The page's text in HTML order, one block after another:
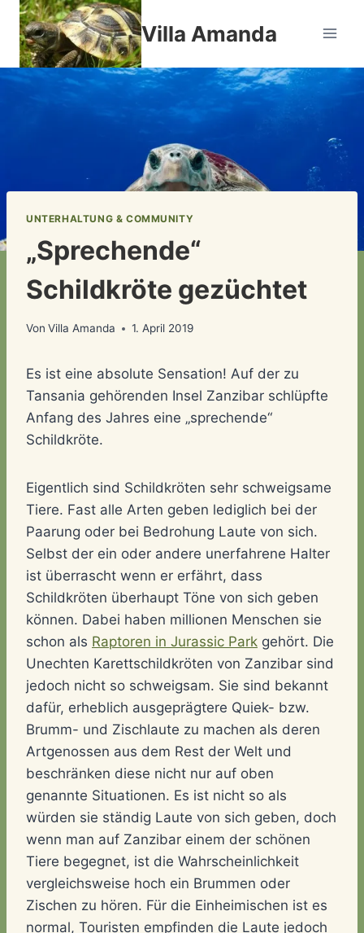
Zum
Inhalt
springen
Villa Amanda
UNTERHALTUNG & COMMUNITY
„Sprechende“
Schildkröte gezüchtet
Von Villa Amanda 1. April 2019
Es ist eine absolute Sensation! Auf der zu
Tansania gehörenden Insel Zanzibar schlüpfte
Anfang des Jahres eine „sprechende“
Schildkröte.
Eigentlich sind Schildkröten sehr schweigsame
Tiere. Fast alle Arten geben lediglich bei der
Paarung oder bei Bedrohung Laute von sich.
Selbst der ein oder andere unerfahrene Halter
ist überrascht wenn er erfährt, dass
Schildkröten überhaupt Töne von sich geben
können. Dabei haben millionen Menschen sie
schon als Raptoren in Jurassic Park gehört. Die
Unechten Karettschildkröten von Zanzibar sind
jedoch nicht so schweigsam. Sie sind bekannt
dafür, erheblich ausgeprägtere Quiek- bzw.
Brumm- und Zischlaute zu machen als deren
Artgenossen aus dem Rest der Welt und
beschränken diese nicht nur auf oben
genannte Situationen. Es ist nicht so als
würden sie ständig Laute von sich geben, doch
wenn man auf Zanzibar einem der schönen
Tiere begegnet, ist die Wahrscheinlichkeit
vergleichsweise hoch ein Brummen oder
Zischen zu hören. Für die Einheimischen ist es
normal, Touristen empfinden die Laute jedoch